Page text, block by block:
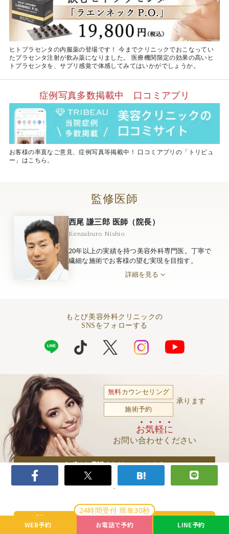
WEB予約 お電話で予約 LINE予約
ヒトプラセンタの内服薬の登場です！ 今までクリニックでおこなってい
たプラセンタ注射が飲み薬になりました。 医療機関限定の効果の高いヒ
トプラセンタを、サプリ感覚で体感してみてはいかがでしょうか。
症例写真多数掲載中 口コミアプリ
お客様の率直なご意見、症例写真等掲載中！ 口コミアプリの「トリビュ
ー」はこちら。
監修医師
西尾 謙三郎 医師（院長）
Kenzaburo Nishio
20年以上の実績を持つ美容外科専門医。丁寧で
繊細な施術でお客様の望む実現を目指す。
詳細を見る
もとび美容外科クリニックの
SNSをフォローする
無料カウンセリング
施術予約
承ります
お気軽に
お問い合わせください
まずはお電話またはフォームから
無料カウンセリング予約をお申し込みください。
24時間受付 簡単30秒
ご予約フォーム